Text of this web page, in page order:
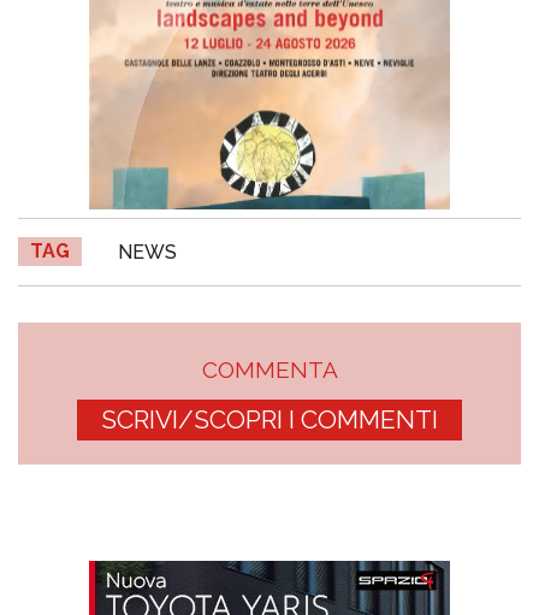
TAG NEWS
COMMENTA
SCRIVI/SCOPRI I COMMENTI